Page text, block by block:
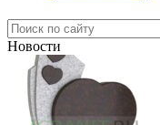
Новости